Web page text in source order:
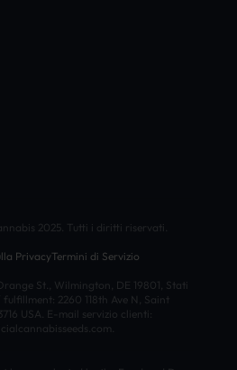
2025. Tutti i diritti riservati.
PrivacyTermini di Servizio
St., Wilmington, DE 19801, Stati
2260 118th Ave N, Saint
USA. E-mail servizio clienti: